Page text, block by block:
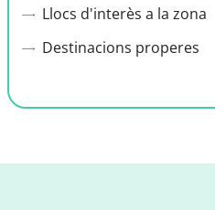
Llocs d'interès a la zona
Destinacions properes